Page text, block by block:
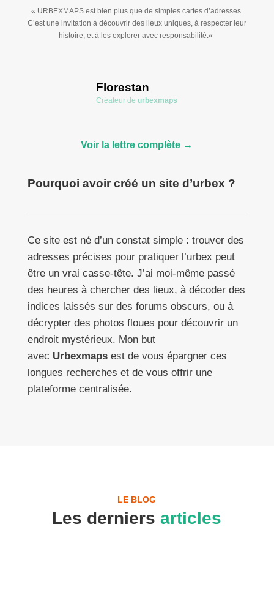
« URBEXMAPSest bien plus que de simples cartes d’adresses.
C’est une invitation à découvrir des lieux uniques, à respecter leur
histoire, et à les explorer avec responsabilité.«
Florestan
Créateur de urbexmaps
Voir la lettre complète →
Pourquoi avoir créé un site d’urbex ?
Ce site est né d’un constat simple : trouver des
adresses précises pour pratiquer l’urbex peut
être un vrai casse-tête. J’ai moi-même passé
des heures à chercher des lieux, à décoder des
indices laissés sur des forums obscurs, ou à
décrypter des photos floues pour découvrir un
endroit mystérieux. Mon but
avec Urbexmapsest de vous épargner ces
longues recherches et de vous offrir une
plateforme centralisée.
LE BLOG
Les derniersarticles